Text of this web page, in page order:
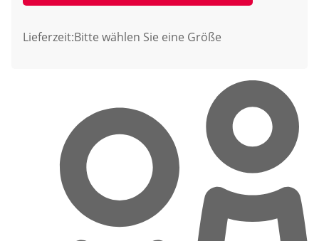
Lieferzeit:Bitte wählen Sie eine Größe